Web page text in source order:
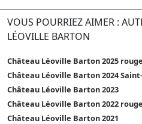
VOUS POURRIEZ AIMER :
LÉOVILLE BARTON
Château Léoville Barton 2025 rouge
Château Léoville Barton 2024
Château Léoville Barton 2023
Château Léoville Barton 2022 rouge
Château Léoville Barton 2021